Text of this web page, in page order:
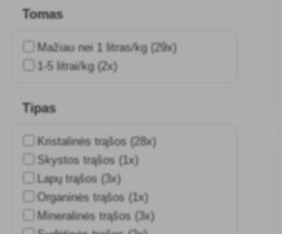
Tomas
Mažiau nei 1 litras/kg (29x)
1-5 litrai/kg (2x)
Tipas
Kristalinės trąšos (28x)
Skystos trąšos (1x)
Lapų trąšos (3x)
Organinės trąšos (1x)
Mineralinės trąšos (3x)